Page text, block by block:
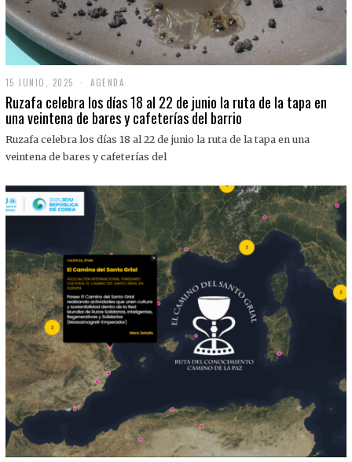
15 JUNIO, 2025
J
U
I
O
0
2
5
AGENDA
Ruzafa celebra los días 18 al 22 de junio la ruta de la tapa en
una veintena de bares y cafeterías del barrio
Ruzafa celebra los días 18 al 22 de junio la ruta de la tapa en una
veintena de bares y cafeterías del